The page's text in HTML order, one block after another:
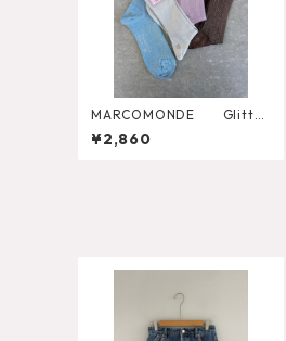
MARCOMONDE Glitter
Ribbed Socks
¥2,860